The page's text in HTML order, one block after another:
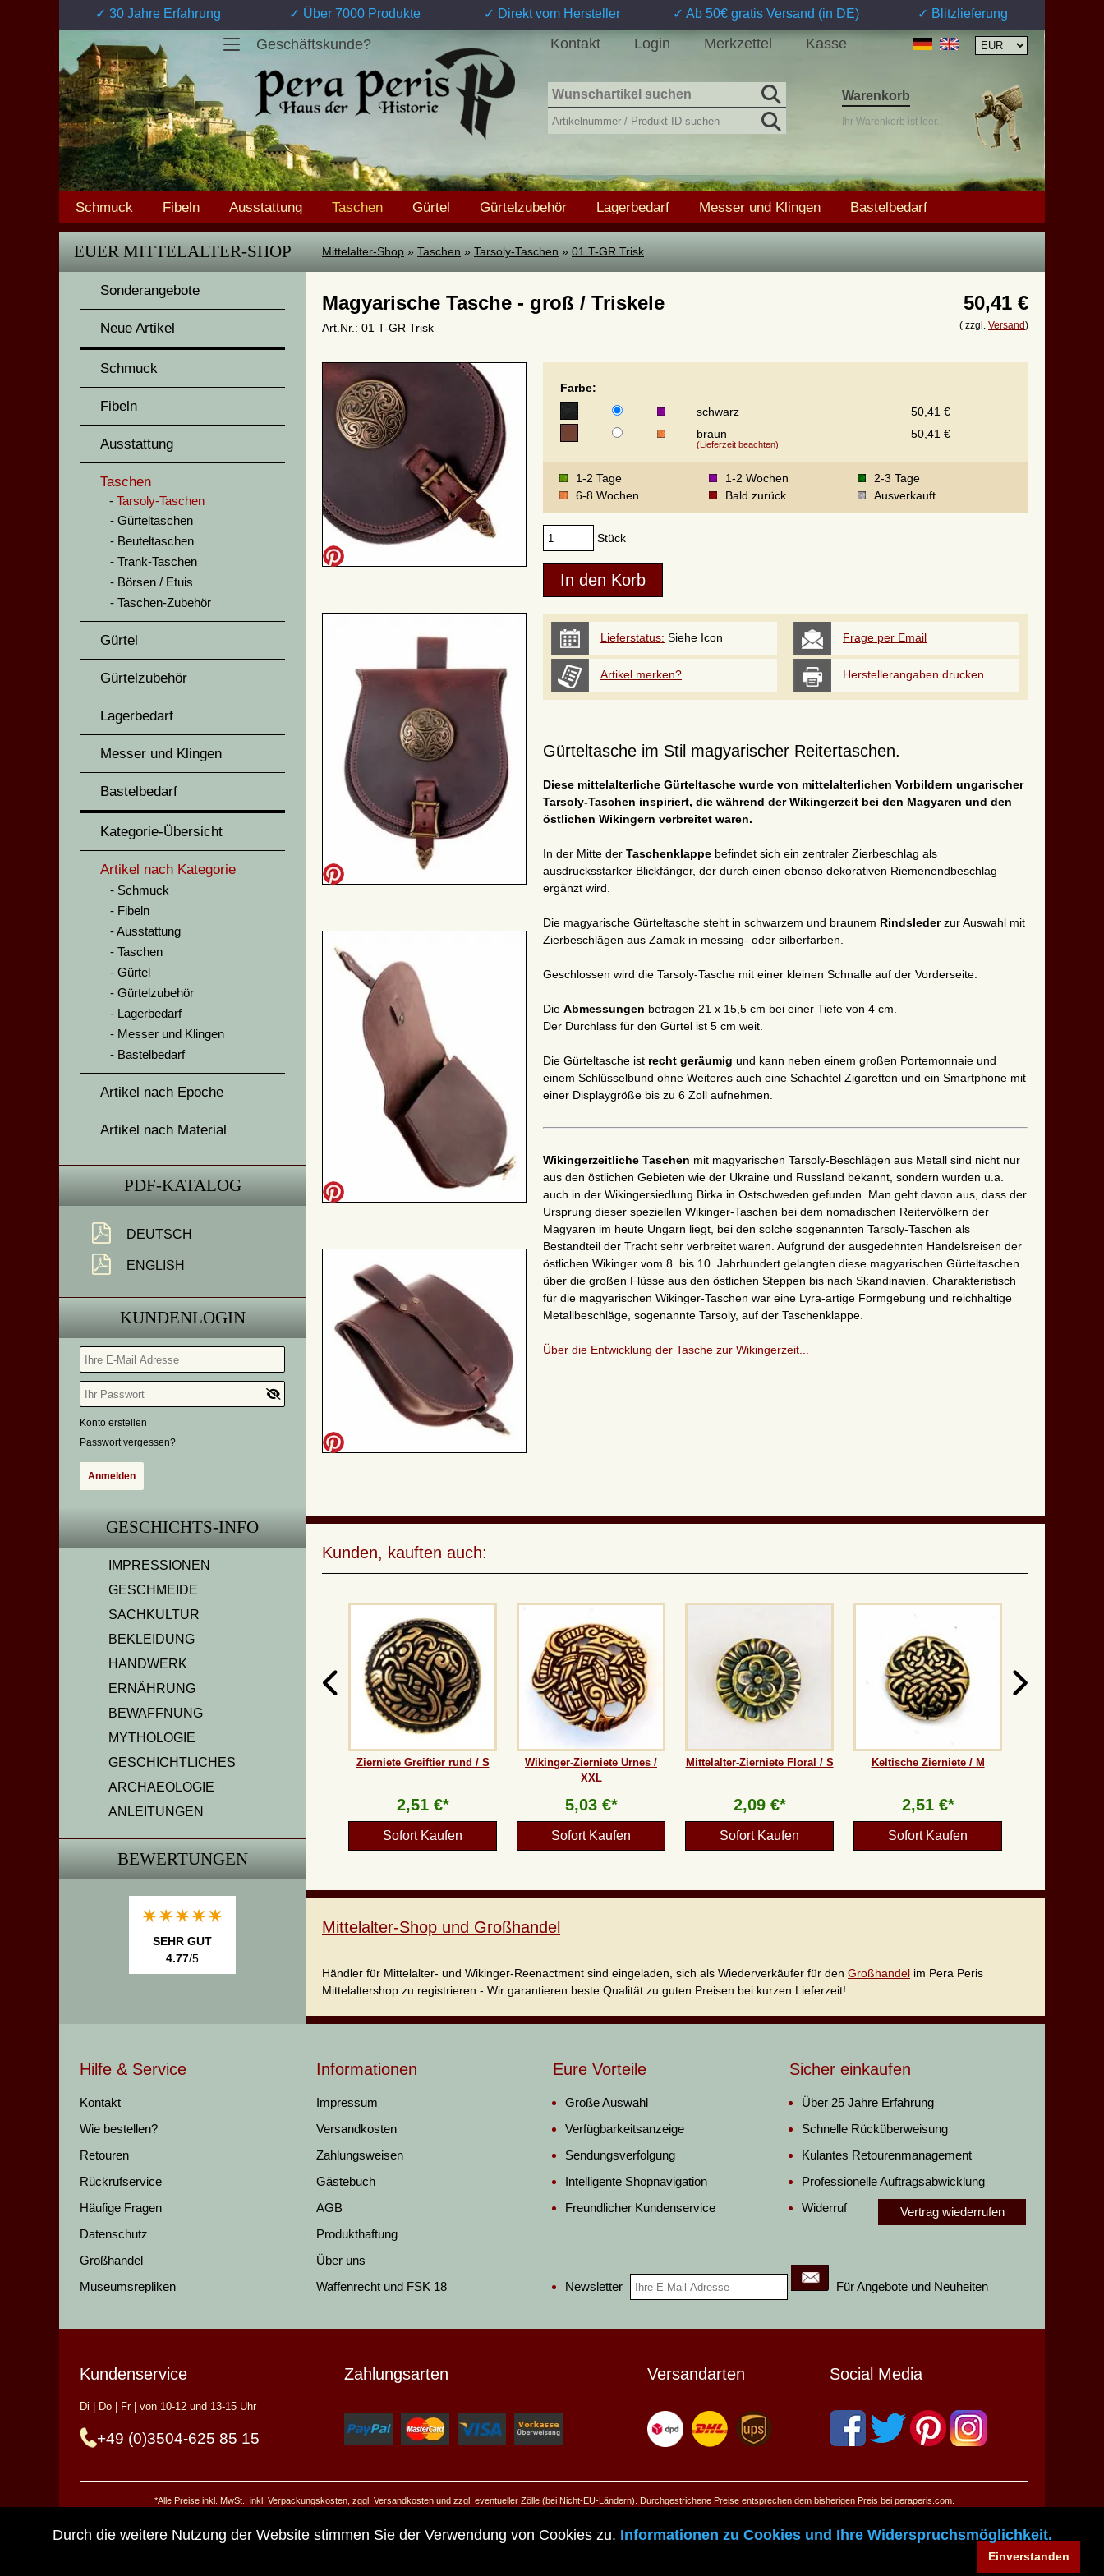
Durch die weitere Nutzung der Website stimmen Sie der Verwendung von Cookies zu. Informationen zu Cookies und Ihre Widerspruchsmöglichkeit.
Einverstanden
✓ 30 Jahre Erfahrung ✓ Über 7000 Produkte ✓ Direkt vom Hersteller ✓ Ab 50€ gratis Versand (in DE) ✓ Blitzlieferung
Geschäftskunde? Kontakt Login Merkzettel Kasse
Schmuck Fibeln Ausstattung Taschen Gürtel Gürtelzubehör Lagerbedarf Messer und Klingen Bastelbedarf
Warenkorb
Ihr Warenkorb ist leer.
EUER MITTELALTER-SHOP
Sonderangebote
Neue Artikel
Schmuck
Fibeln
Ausstattung
Taschen
Tarsoly-Taschen
Gürteltaschen
Beuteltaschen
Trank-Taschen
Börsen / Etuis
Taschen-Zubehör
Gürtel
Gürtelzubehör
Lagerbedarf
Messer und Klingen
Bastelbedarf
Kategorie-Übersicht
Artikel nach Kategorie
Schmuck
Fibeln
Ausstattung
Taschen
Gürtel
Gürtelzubehör
Lagerbedarf
Messer und Klingen
Bastelbedarf
Artikel nach Epoche
Artikel nach Material
PDF-KATALOG
DEUTSCH
ENGLISH
KUNDENLOGIN
Konto erstellen
Passwort vergessen?
GESCHICHTS-INFO
IMPRESSIONEN
GESCHMEIDE
SACHKULTUR
BEKLEIDUNG
HANDWERK
ERNÄHRUNG
BEWAFFNUNG
MYTHOLOGIE
GESCHICHTLICHES
ARCHAEOLOGIE
ANLEITUNGEN
BEWERTUNGEN
SEHR GUT
4.77/5
Mittelalter-Shop » Taschen » Tarsoly-Taschen » 01 T-GR Trisk
Magyarische Tasche - groß / Triskele
Art.Nr.: 01 T-GR Trisk
50,41 €
( zzgl. Versand)
Farbe:
schwarz
50,41 €
braun
(Lieferzeit beachten)
50,41 €
1-2 Tage 1-2 Wochen
2-3 Tage
6-8 Wochen
Bald zurück Ausverkauft
Stück
Lieferstatus: Siehe Icon Frage per Email
Artikel merken? Herstellerangaben drucken
Gürteltasche im Stil magyarischer Reitertaschen.
Diese mittelalterliche Gürteltasche wurde von mittelalterlichen Vorbildern ungarischer
Tarsoly-Taschen inspiriert, die während der Wikingerzeit bei den Magyaren und den
östlichen Wikingern verbreitet waren.
In der Mitte der Taschenklappe befindet sich ein zentraler Zierbeschlag als
ausdrucksstarker Blickfänger, der durch einen ebenso dekorativen Riemenendbeschlag
ergänzt wird.
Die magyarische Gürteltasche steht in schwarzem und braunem Rindslederzur Auswahl mit
Zierbeschlägen aus Zamak in messing- oder silberfarben.
Geschlossen wird die Tarsoly-Tasche mit einer kleinen Schnalle auf der Vorderseite.
Die Abmessungen betragen 21 x 15,5 cm bei einer Tiefe von 4 cm.
Der Durchlass für den Gürtel ist 5 cm weit.
Die Gürteltasche ist recht geräumig und kann neben einem großen Portemonnaie und
einem Schlüsselbund ohne Weiteres auch eine Schachtel Zigaretten und ein Smartphone mit
einer Displaygröße bis zu 6 Zoll aufnehmen.
Wikingerzeitliche Taschen mit magyarischen Tarsoly-Beschlägen aus Metall sind nicht nur
aus den östlichen Gebieten wie der Ukraine und Russland bekannt, sondern wurden u.a.
auch in der Wikingersiedlung Birka in Ostschweden gefunden. Man geht davon aus, dass der
Ursprung dieser speziellen Wikinger-Taschen bei dem nomadischen Reitervölkern der
Magyaren im heute Ungarn liegt, bei den solche sogenannten Tarsoly-Taschen als
Bestandteil der Tracht sehr verbreitet waren. Aufgrund der ausgedehnten Handelsreisen der
östlichen Wikinger vom 8. bis 10. Jahrhundert gelangten diese magyarischen Gürteltaschen
über die großen Flüsse aus den östlichen Steppen bis nach Skandinavien. Charakteristisch
für die magyarischen Wikinger-Taschen war eine Lyra-artige Formgebung und reichhaltige
Metallbeschläge, sogenannte Tarsoly, auf der Taschenklappe.
Über die Entwicklung der Tasche zur Wikingerzeit...
Kunden, kauften auch:
Zierniete Greiftier rund / S
2,51 €*
Sofort Kaufen
Wikinger-Zierniete Urnes /
XXL
5,03 €*
Sofort Kaufen
Mittelalter-Zierniete Floral / S
2,09 €*
Sofort Kaufen
Keltische Zierniete / M
2,51 €*
Sofort Kaufen
Mittelalter-Shop und Großhandel
Händler für Mittelalter- und Wikinger-Reenactment sind eingeladen, sich als Wiederverkäufer für den Großhandel im Pera Peris
Mittelaltershop zu registrieren - Wir garantieren beste Qualität zu guten Preisen bei kurzen Lieferzeit!
Hilfe & Service
Kontakt
Wie bestellen?
Retouren
Rückrufservice
Häufige Fragen
Datenschutz
Großhandel
Museumsrepliken
Informationen
Impressum
Versandkosten
Zahlungsweisen
Gästebuch
AGB
Produkthaftung
Über uns
Waffenrecht und FSK 18
Eure Vorteile
Große Auswahl
Verfügbarkeitsanzeige
Sendungsverfolgung
Intelligente Shopnavigation
Freundlicher Kundenservice
Newsletter Für Angebote und Neuheiten
Sicher einkaufen
Über 25 Jahre Erfahrung
Schnelle Rücküberweisung
Kulantes Retourenmanagement
Professionelle Auftragsabwicklung
Widerruf
Vertrag wiederrufen
Kundenservice
Di | Do | Fr | von 10-12 und 13-15 Uhr
+49 (0)3504-625 85 15
Zahlungsarten Versandarten Social Media
*Alle Preise inkl. MwSt., inkl. Verpackungskosten, zggl. Versandkosten und zzgl. eventueller Zölle (bei Nicht-EU-Ländern). Durchgestrichene Preise entsprechen dem bisherigen Preis bei peraperis.com.
Zur mobilen Website